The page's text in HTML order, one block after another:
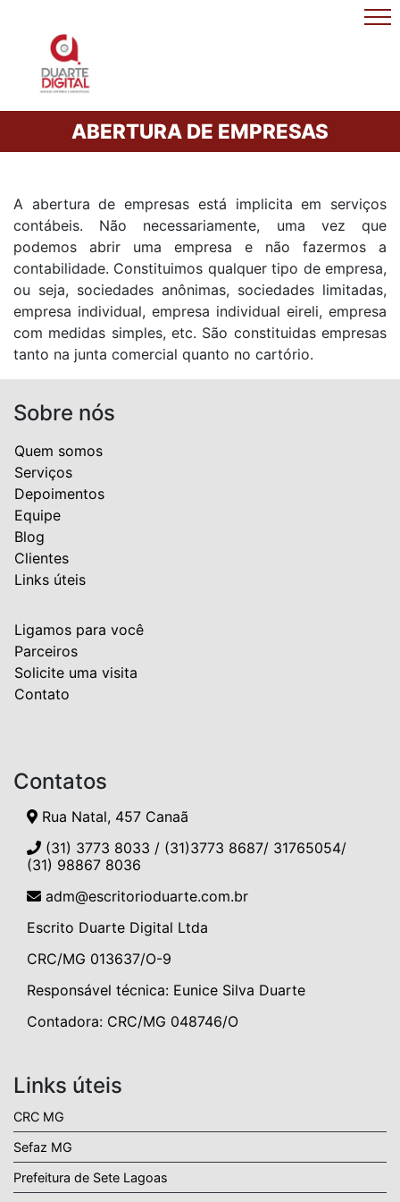
ABERTURA DE EMPRESAS
A abertura de empresas está implicita em serviços
contábeis. Não necessariamente, uma vez que
podemos abrir uma empresa e não fazermos a
contabilidade. Constituimos qualquer tipo de empresa,
ou seja, sociedades anônimas, sociedades limitadas,
empresa individual, empresa individual eireli, empresa
com medidas simples, etc. São constituidas empresas
tanto na junta comercial quanto no cartório.
Sobre nós
Quem somos
Serviços
Depoimentos
Equipe
Blog
Clientes
Links úteis
Ligamos para você
Parceiros
Solicite uma visita
Contato
Contatos
Rua Natal, 457 Canaã
(31) 3773 8033 / (31)3773 8687/ 31765054/
(31) 98867 8036
adm@escritorioduarte.com.br
Escrito Duarte Digital Ltda
CRC/MG 013637/O-9
Responsável técnica: Eunice Silva Duarte
Contadora: CRC/MG 048746/O
Links úteis
CRC MG
Sefaz MG
Prefeitura de Sete Lagoas